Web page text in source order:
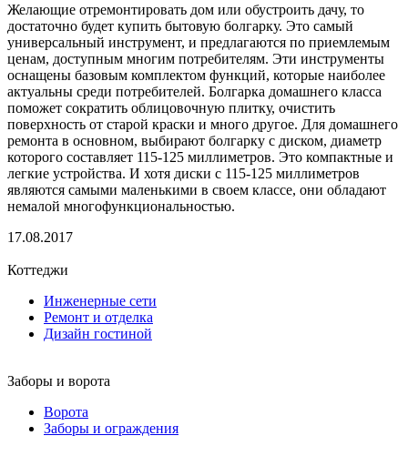
Желающие отремонтировать дом или обустроить дачу, то
достаточно будет купить бытовую болгарку. Это самый
универсальный инструмент, и предлагаются по приемлемым
ценам, доступным многим потребителям. Эти инструменты
оснащены базовым комплектом функций, которые наиболее
актуальны среди потребителей. Болгарка домашнего класса
поможет сократить облицовочную плитку, очистить
поверхность от старой краски и много другое. Для домашнего
ремонта в основном, выбирают болгарку с диском, диаметр
которого составляет 115-125 миллиметров. Это компактные и
легкие устройства. И хотя диски с 115-125 миллиметров
являются самыми маленькими в своем классе, они обладают
немалой многофункциональностью.
17.08.2017
Коттеджи
Инженерные сети
Ремонт и отделка
Дизайн гостиной
Заборы и ворота
Ворота
Заборы и ограждения